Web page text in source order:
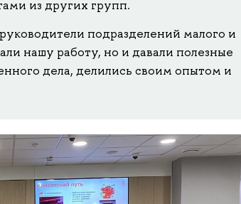
из других групп.
подразделений малого и
нашу работу, но и давали полезные
дела, делились своим опытом и